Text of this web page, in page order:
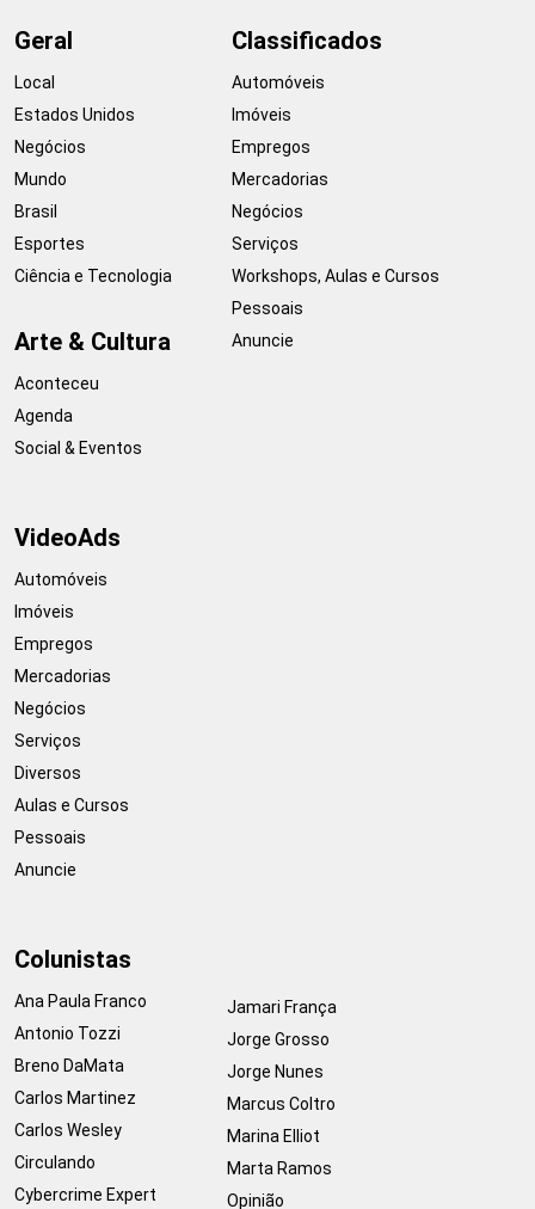
Geral
Local
Estados Unidos
Negócios
Mundo
Brasil
Esportes
Ciência e Tecnologia
Arte & Cultura
Aconteceu
Agenda
Social & Eventos
Classificados
Automóveis
Imóveis
Empregos
Mercadorias
Negócios
Serviços
Workshops, Aulas e Cursos
Pessoais
Anuncie
VideoAds
Automóveis
Imóveis
Empregos
Mercadorias
Negócios
Serviços
Diversos
Aulas e Cursos
Pessoais
Anuncie
Colunistas
Ana Paula Franco
Antonio Tozzi
Breno DaMata
Carlos Martinez
Carlos Wesley
Circulando
Cybercrime Expert
Jamari França
Jorge Grosso
Jorge Nunes
Marcus Coltro
Marina Elliot
Marta Ramos
Opinião